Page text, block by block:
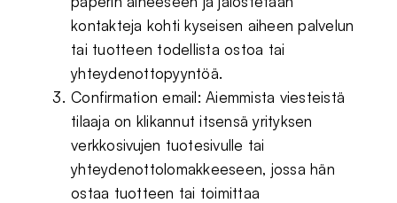
kontakteja kohti kyseisen aiheen palvelun
tai tuotteen todellista ostoa tai
yhteydenottopyyntöä.
Confirmation email: Aiemmista viesteistä
tilaaja on klikannut itsensä yrityksen
verkkosivujen tuotesivulle tai
yhteydenottolomakkeeseen, jossa hän
ostaa tuotteen tai toimittaa